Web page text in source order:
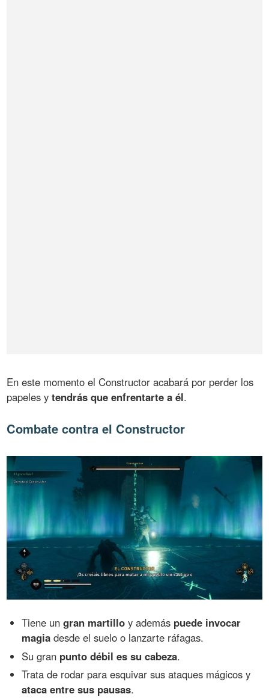
En este momento el Constructor acabará por perder los
papeles ytendrás que enfrentarte a él.
Combate contra el Constructor
Tiene ungran martillo y además puede invocar
magia desde el suelo o lanzarte ráfagas.
Su gran punto débil es su cabeza.
Trata de rodar para esquivar sus ataques mágicos y
ataca entre sus pausas.